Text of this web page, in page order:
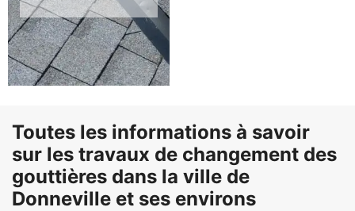
Toutes les informations à savoir
sur les travaux de changement des
gouttières dans la ville de
Donneville et ses environs